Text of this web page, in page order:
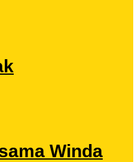
Winda